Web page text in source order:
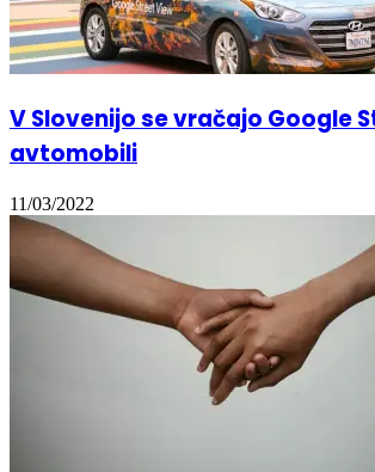
V Slovenijo se vračajo Google
avtomobili
11/03/2022